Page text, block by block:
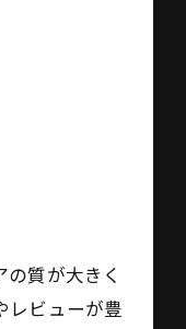
質が大きく
レビューが豊